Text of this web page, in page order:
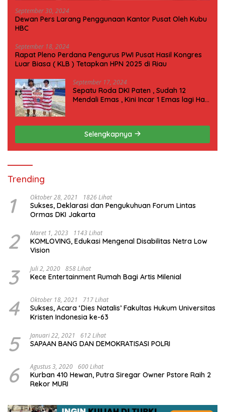
September 30, 2024
Dewan Pers Larang Penggunaan Kantor Pusat Oleh Kubu
HBC
September 18, 2024
Rapat Pleno Perdana Pengurus PWI Pusat Hasil Kongres
Luar Biasa ( KLB ) Tetapkan HPN 2025 di Riau
September 17, 2024
Sepatu Roda DKI Paten , Sudah 12
Mendali Emas , Kini Incar 1 Emas lagi Hari
Selengkapnya
Trending
1 Oktober 28, 2021 1826 Lihat
Sukses, Deklarasi dan Pengukuhuan Forum Lintas
Ormas DKI Jakarta
2 Maret 1, 2023 1143 Lihat
KOMLOVING, Edukasi Mengenal Disabilitas Netra Low
Vision
3 Juli 2, 2020 858 Lihat
Kece Entertainment Rumah Bagi Artis Milenial
4 Oktober 18, 2021 717 Lihat
Sukses, Acara ‘Dies Natalis’ Fakultas Hukum Universitas
Kristen Indonesia ke-63
5 Januari 22, 2021 612 Lihat
SAPAAN BANG DAN DEMOKRATISASI POLRI
6 Agustus 3, 2020 600 Lihat
Kurban 410 Hewan, Putra Siregar Owner Pstore Raih 2
Rekor MURI